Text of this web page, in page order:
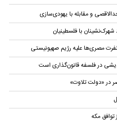
و مقابله با یهودی‌سازی
با فلسطینیان
مصری‌ها علیه رژیم صهیونیستی
در فلسفه قانون‌گذاری است
در «دولت تلاوت»
مکه